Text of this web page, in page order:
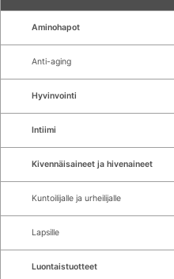
Aminohapot
Anti-aging
Hyvinvointi
Intiimi
Kivennäisaineet ja hivenaineet
Kuntoilijalle ja urheilijalle
Lapsille
Luontaistuotteet